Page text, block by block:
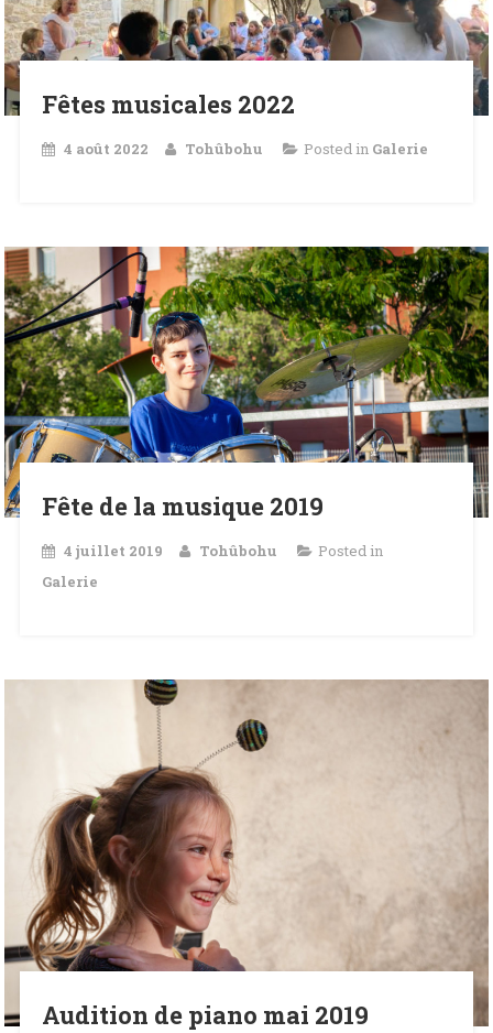
Fêtes musicales 2022
4 août 2022 Tohûbohu Posted in Galerie
Fête de la musique 2019
4 juillet 2019 Tohûbohu
Posted in
Galerie
Audition de piano mai 2019